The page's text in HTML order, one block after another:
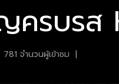
รบรส
781 จำนวนผู้เข้าชม |